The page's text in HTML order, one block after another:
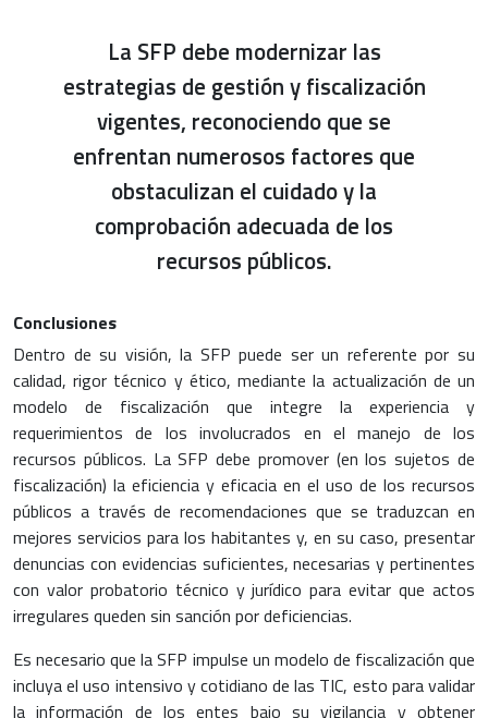
La SFP debe modernizar las
estrategias de gestión y fiscalización
vigentes, reconociendo que se
enfrentan numerosos factores que
obstaculizan el cuidado y la
comprobación adecuada de los
recursos públicos.
Conclusiones
Dentro de su visión, la SFP puede ser un referente por su
calidad, rigor técnico y ético, mediante la actualización de un
modelo de fiscalización que integre la experiencia y
requerimientos de los involucrados en el manejo de los
recursos públicos. La SFP debe promover (en los sujetos de
fiscalización) la eficiencia y eficacia en el uso de los recursos
públicos a través de recomendaciones que se traduzcan en
mejores servicios para los habitantes y, en su caso, presentar
denuncias con evidencias suficientes, necesarias y pertinentes
con valor probatorio técnico y jurídico para evitar que actos
irregulares queden sin sanción por deficiencias.
Es necesario que la SFP impulse un modelo de fiscalización que
incluya el uso intensivo y cotidiano de las TIC, esto para validar
la información de los entes bajo su vigilancia y obtener